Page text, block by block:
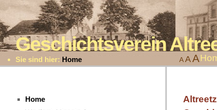
Geschichtsverein
Sie sind hier: Home AAA
Home